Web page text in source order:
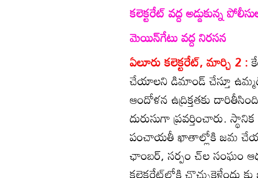
కలెక్టరేట్‌ వద్ద అడ్డుకున్న
మెయిన్‌గేటు వద్ద నిరసన
ఏలూరు కలెక్టరేట్‌, మార్చి 2 :
చేయాలని డిమాండ్‌ చేస్తూ ఉమ్మడి
ఆందోళన ఉద్రిక్తతకు
దురుసుగా ప్రవర్తించారు.
పంచాయతీ ఖాతాల్లోకి జమ
ఛాంబర్‌, సర్పం చ్‌ల సంఘం